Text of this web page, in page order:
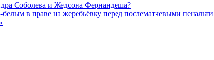
Соболева и Жедсона Фернандеша?
в праве на жеребьёвку перед послематчевыми пенальти